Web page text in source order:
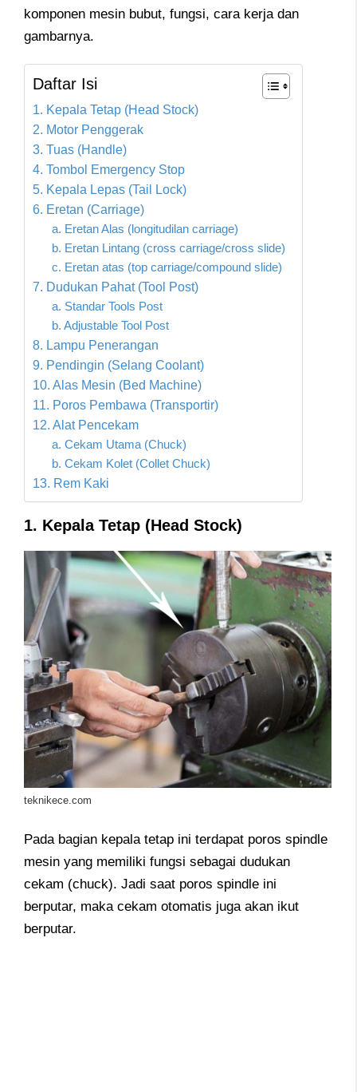
komponen mesin bubut, fungsi, cara kerja dan
gambarnya.
Daftar Isi
1. Kepala Tetap (Head Stock)
2. Motor Penggerak
3. Tuas (Handle)
4. Tombol Emergency Stop
5. Kepala Lepas (Tail Lock)
6. Eretan (Carriage)
a. Eretan Alas (longitudilan carriage)
b. Eretan Lintang (cross carriage/cross slide)
c. Eretan atas (top carriage/compound slide)
7. Dudukan Pahat (Tool Post)
a. Standar Tools Post
b. Adjustable Tool Post
8. Lampu Penerangan
9. Pendingin (Selang Coolant)
10. Alas Mesin (Bed Machine)
11. Poros Pembawa (Transportir)
12. Alat Pencekam
a. Cekam Utama (Chuck)
b. Cekam Kolet (Collet Chuck)
13. Rem Kaki
1. Kepala Tetap (Head Stock)
teknikece.com
Pada bagian kepala tetap ini terdapat poros spindle
mesin yang memiliki fungsi sebagai dudukan
cekam (chuck). Jadi saat poros spindle ini
berputar, maka cekam otomatis juga akan ikut
berputar.